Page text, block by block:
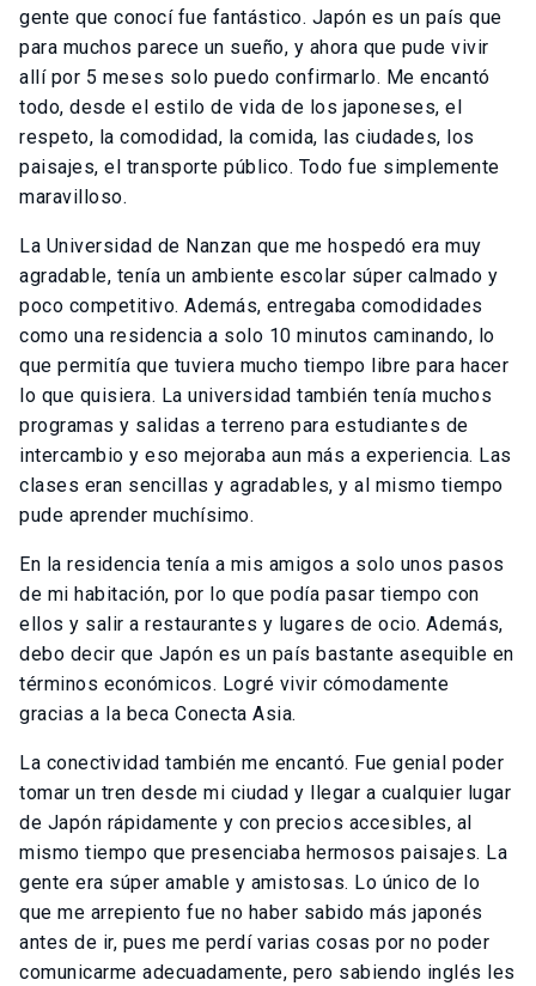
gente que conocí fue fantástico. Japón es un país que
para muchos parece un sueño, y ahora que pude vivir
allí por 5 meses solo puedo confirmarlo. Me encantó
todo, desde el estilo de vida de los japoneses, el
respeto, la comodidad, la comida, las ciudades, los
paisajes, el transporte público. Todo fue simplemente
maravilloso.
La Universidad de Nanzan que me hospedó era muy
agradable, tenía un ambiente escolar súper calmado y
poco competitivo. Además, entregaba comodidades
como una residencia a solo 10 minutos caminando, lo
que permitía que tuviera mucho tiempo libre para hacer
lo que quisiera. La universidad también tenía muchos
programas y salidas a terreno para estudiantes de
intercambio y eso mejoraba aun más a experiencia. Las
clases eran sencillas y agradables, y al mismo tiempo
pude aprender muchísimo.
En la residencia tenía a mis amigos a solo unos pasos
de mi habitación, por lo que podía pasar tiempo con
ellos y salir a restaurantes y lugares de ocio. Además,
debo decir que Japón es un país bastante asequible en
términos económicos. Logré vivir cómodamente
gracias a la beca Conecta Asia.
La conectividad también me encantó. Fue genial poder
tomar un tren desde mi ciudad y llegar a cualquier lugar
de Japón rápidamente y con precios accesibles, al
mismo tiempo que presenciaba hermosos paisajes. La
gente era súper amable y amistosas. Lo único de lo
que me arrepiento fue no haber sabido más japonés
antes de ir, pues me perdí varias cosas por no poder
comunicarme adecuadamente, pero sabiendo inglés les